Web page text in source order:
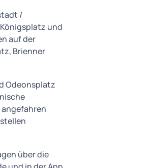
/
und
auf der
Brienner
Odeonsplatz
über die